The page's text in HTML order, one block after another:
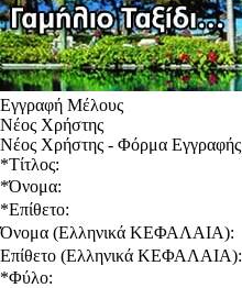
Εγγραφή Μέλους
Νέος Χρήστης
Νέος Χρήστης - Φόρμα Εγγραφής
*Τίτλος:
*Όνομα:
*Επίθετο:
Όνομα (Ελληνικά ΚΕΦΑΛΑΙΑ):
Επίθετο (Ελληνικά ΚΕΦΑΛΑΙΑ):
*Φύλο: